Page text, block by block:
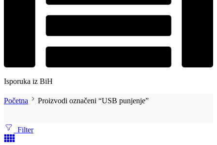
Isporuka iz BiH
Početna Proizvodi označeni “USB punjenje”
Filter